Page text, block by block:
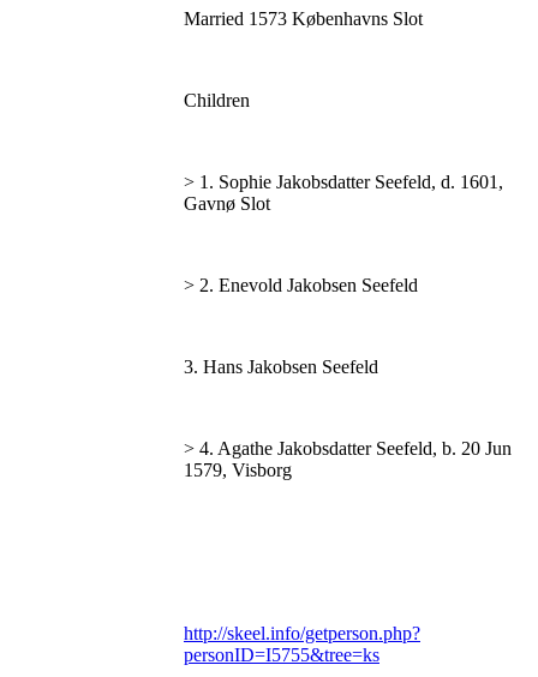
Married 1573 Københavns Slot
Children
> 1. Sophie Jakobsdatter Seefeld, d. 1601,
Gavnø Slot
> 2. Enevold Jakobsen Seefeld
3. Hans Jakobsen Seefeld
> 4. Agathe Jakobsdatter Seefeld, b. 20 Jun
1579, Visborg
http://skeel.info/getperson.php?
personID=I5755&tree=ks